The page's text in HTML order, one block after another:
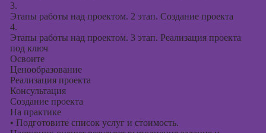
3.
Этапы работы над проектом. 2 этап. Создание проекта
4.
Этапы работы над проектом. 3 этап. Реализация проекта
под ключ
Освоите
Ценообразование
Реализация проекта
Консультация
Создание проекта
На практике
• Подготовите список услуг и стоимость.